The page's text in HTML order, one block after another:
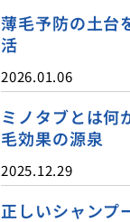
薄毛予防の土台
活
2026.01.06
ミノタブとは何
毛効果の源泉
2025.12.29
正しいシャンプ